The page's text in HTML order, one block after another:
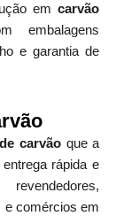
emcarvão
embalagens
e garantia de
carvão que a
rápida e
e comércios em